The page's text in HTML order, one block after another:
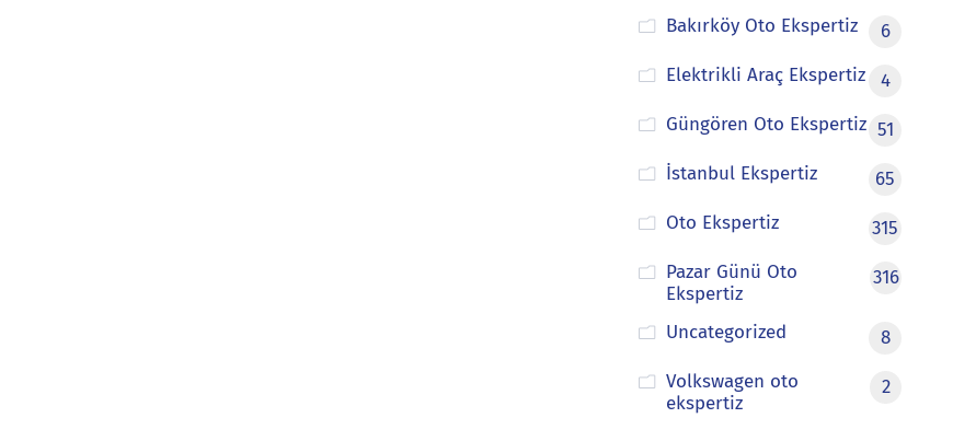
Bakırköy Oto Ekspertiz
6
Elektrikli Araç Ekspertiz
4
Güngören Oto Ekspertiz 51
İstanbul Ekspertiz
65
Oto Ekspertiz
315
Pazar Günü Oto
Ekspertiz
316
Uncategorized
8
Volkswagen oto
ekspertiz
2